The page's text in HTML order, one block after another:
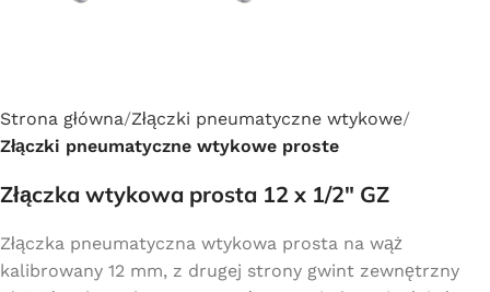
Strona główna Złączki pneumatyczne wtykowe
Złączki pneumatyczne wtykowe proste
Złączka wtykowa prosta 12 x 1/2″ GZ
Złączka pneumatyczna wtykowa prosta na wąż
kalibrowany 12 mm, z drugej strony gwint zewnętrzny